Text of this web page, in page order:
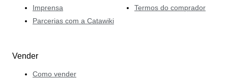
Imprensa
Parcerias com a Catawiki
Termos do comprador
Vender
Como vender